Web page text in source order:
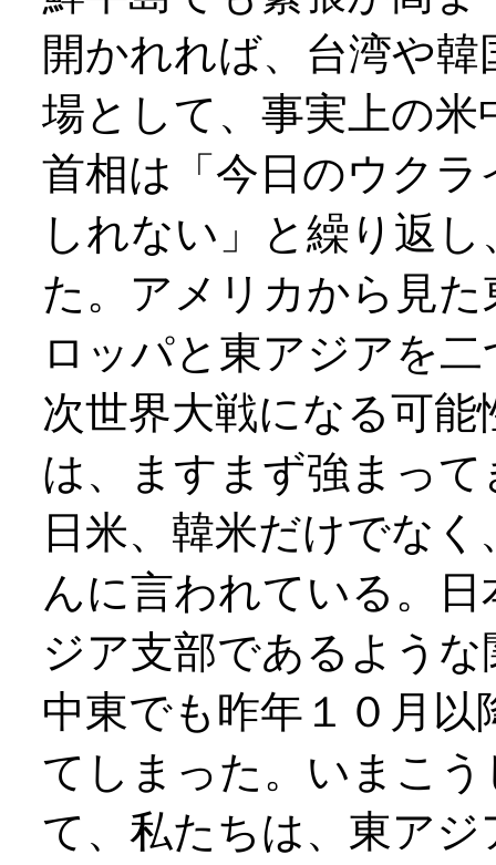
開かれれば、台湾や
場として、事実上の
首相は「今日のウク
しれない」と繰り返
た。アメリカから見
ロッパと東アジアを
次世界大戦になる可
は、ますまず強まっ
日米、韓米だけでな
んに言われている。
ジア支部であるよう
中東でも昨年１０月
てしまった。いまこ
て、私たちは、東ア